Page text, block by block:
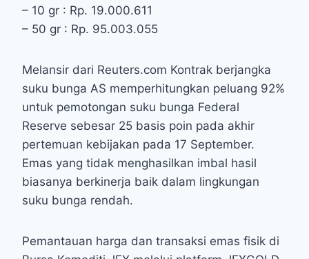
– 10 gr : Rp. 19.000.611
– 50 gr : Rp. 95.003.055
Melansir dari Reuters.com Kontrak berjangka
suku bunga AS memperhitungkan peluang 92%
untuk pemotongan suku bunga Federal
Reserve sebesar 25 basis poin pada akhir
pertemuan kebijakan pada 17 September.
Emas yang tidak menghasilkan imbal hasil
biasanya berkinerja baik dalam lingkungan
suku bunga rendah.
Pemantauan harga dan transaksi emas fisik di